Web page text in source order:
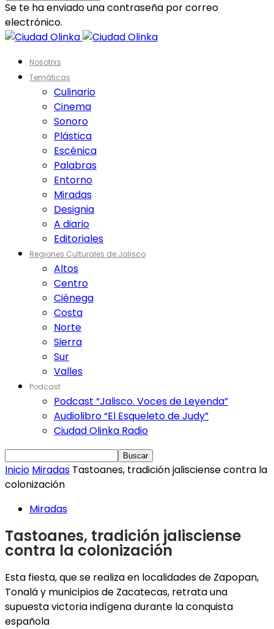
Se te ha enviado una contraseña por correo
electrónico.
Nosotrxs
Temáticas
Culinario
Cinema
Sonoro
Plástica
Escénica
Palabras
Entorno
Miradas
Designia
A diario
Editoriales
Regiones Culturales de Jalisco
Altos
Centro
Ciénega
Costa
Norte
Sierra
Sur
Valles
Podcast
Podcast “Jalisco. Voces de Leyenda”
Audiolibro “El Esqueleto de Judy”
Ciudad Olinka Radio
Inicio Miradas Tastoanes, tradición jalisciense contra la
colonización
Miradas
Tastoanes, tradición jalisciense
contra la colonización
Esta fiesta, que se realiza en localidades de Zapopan,
Tonalá y municipios de Zacatecas, retrata una
supuesta victoria indígena durante la conquista
española